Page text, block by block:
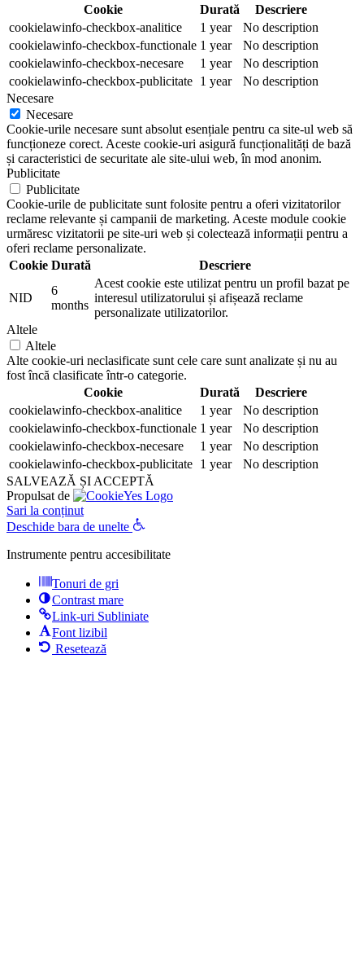
Cookie
Durată
Descriere
cookielawinfo-checkbox-analitice
1 year
No description
cookielawinfo-checkbox-functionale 1 year
No description
cookielawinfo-checkbox-necesare
1 year
No description
cookielawinfo-checkbox-publicitate 1 year
No description
Necesare
Necesare
Cookie-urile necesare sunt absolut esențiale pentru ca site-ul web să
funcționeze corect. Aceste cookie-uri asigură funcționalități de bază
și caracteristici de securitate ale site-ului web, în mod anonim.
Publicitate
Publicitate
Cookie-urile de publicitate sunt folosite pentru a oferi vizitatorilor
reclame relevante și campanii de marketing. Aceste module cookie
urmăresc vizitatorii pe site-uri web și colectează informații pentru a
oferi reclame personalizate.
Cookie Durată Descriere
NID
6
months
Acest cookie este utilizat pentru un profil bazat pe
interesul utilizatorului și afișează reclame
personalizate utilizatorilor.
Altele
Altele
Alte cookie-uri neclasificate sunt cele care sunt analizate și nu au
fost încă clasificate într-o categorie.
Cookie
Durată
Descriere
cookielawinfo-checkbox-analitice
1 year
No description
cookielawinfo-checkbox-functionale 1 year
No description
cookielawinfo-checkbox-necesare
1 year
No description
cookielawinfo-checkbox-publicitate 1 year
No description
SALVEAZĂ ȘI ACCEPTĂ
Propulsat de
Sari la conținut
Deschide bara de unelte
Instrumente pentru accesibilitate
Tonuri de gri
Contrast mare
Link-uri Subliniate
Font lizibil
Resetează